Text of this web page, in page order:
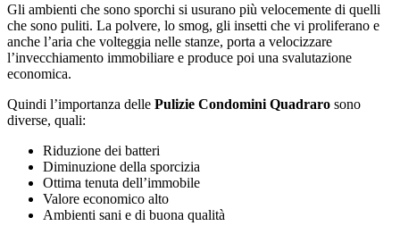
Gli ambienti che sono sporchi si usurano più velocemente di quelli
che sono puliti. La polvere, lo smog, gli insetti che vi proliferano e
anche l’aria che volteggia nelle stanze, porta a velocizzare
l’invecchiamento immobiliare e produce poi una svalutazione
economica.
Quindi l’importanza delle Pulizie Condomini Quadraro sono
diverse, quali:
Riduzione dei batteri
Diminuzione della sporcizia
Ottima tenuta dell’immobile
Valore economico alto
Ambienti sani e di buona qualità